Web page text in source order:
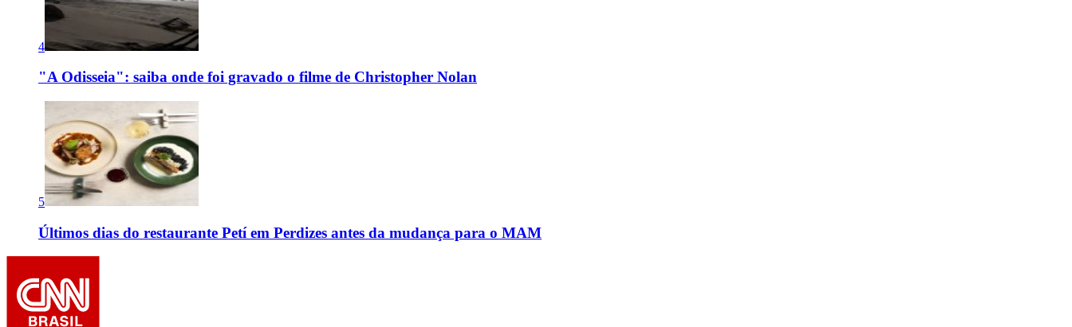
4
"A Odisseia": saiba onde foi gravado o filme de Christopher Nolan
5
Últimos dias do restaurante Petí em Perdizes antes da mudança para o MAM